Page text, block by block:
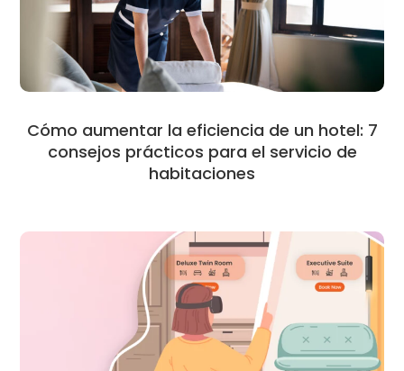
Cómo aumentar la eficiencia de un hotel: 7
consejos prácticos para el servicio de
habitaciones